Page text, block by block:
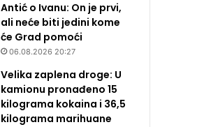
Antić o Ivanu: On je prvi,
ali neće biti jedini kome
će Grad pomoći
06.08.2026 20:27
Velika zaplena droge: U
kamionu pronađeno 15
kilograma kokaina i 36,5
kilograma marihuane